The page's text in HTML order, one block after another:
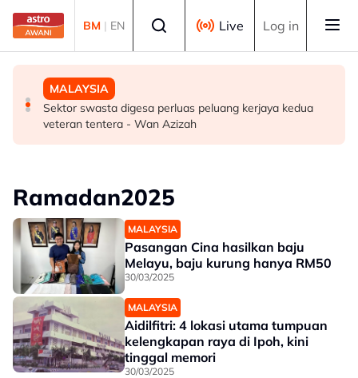
Skip to main content
BM | EN Live Log in
MALAYSIA
PM beri komitmen persempadanan DUN Sarawak, minta
laporan SPR - Fahmi
MALAYSIA
Terlupa letak gear ‘P’ punca SUV rempuh pintu kaca
Balai Berlepas KKIA
MALAYSIA
Sektor swasta digesa perluas peluang kerjaya kedua
veteran tentera - Wan Azizah
Ramadan2025
MALAYSIA
Pasangan Cina hasilkan baju
Melayu, baju kurung hanya RM50
30/03/2025
MALAYSIA
Aidilfitri: 4 lokasi utama tumpuan
kelengkapan raya di Ipoh, kini
tinggal memori
30/03/2025